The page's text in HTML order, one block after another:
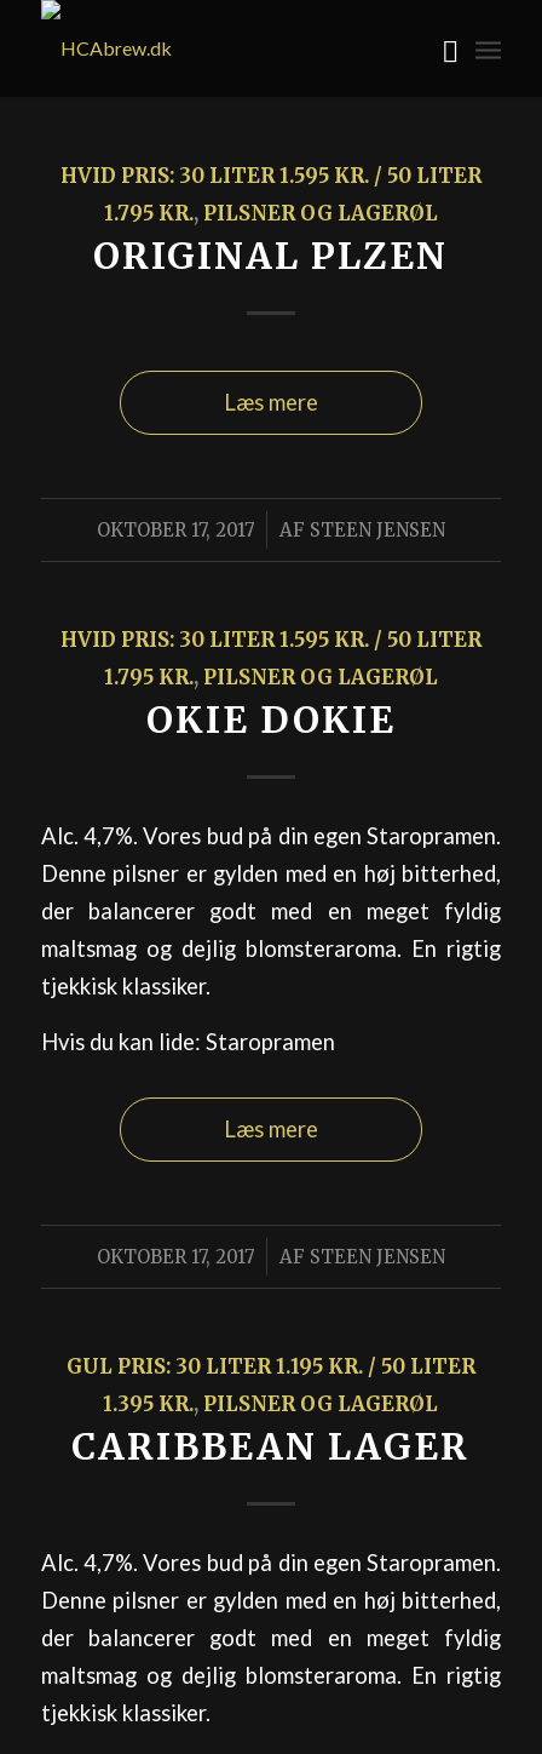
HVID PRIS: 30 LITER 1.595 KR. / 50 LITER
1.795 KR., PILSNER OG LAGERØL
ORIGINAL PLZEN
Læs mere
OKTOBER 17, 2017
/ AF STEEN JENSEN
HVID PRIS: 30 LITER 1.595 KR. / 50 LITER
1.795 KR., PILSNER OG LAGERØL
OKIE DOKIE
Alc. 4,7%. Vores bud på din egen Staropramen.
Denne pilsner er gylden med en høj bitterhed,
der balancerer godt med en meget fyldig
maltsmag og dejlig blomsteraroma. En rigtig
tjekkisk klassiker.
Hvis du kan lide: Staropramen
Læs mere
OKTOBER 17, 2017
/ AF STEEN JENSEN
GUL PRIS: 30 LITER 1.195 KR. / 50 LITER
1.395 KR., PILSNER OG LAGERØL
CARIBBEAN LAGER
Alc. 4,7%. Vores bud på din egen Staropramen.
Denne pilsner er gylden med en høj bitterhed,
der balancerer godt med en meget fyldig
maltsmag og dejlig blomsteraroma. En rigtig
tjekkisk klassiker.